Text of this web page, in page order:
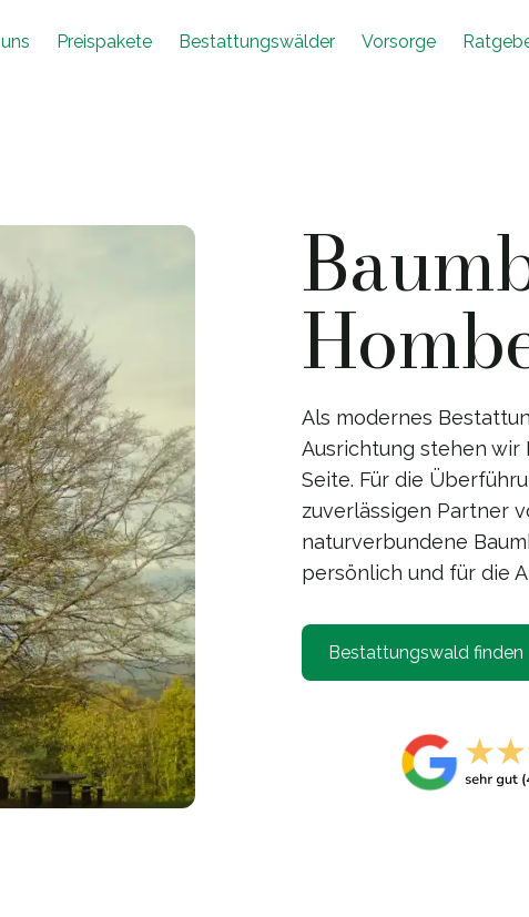
Preispakete Bestattungswälder Vorsorge
Als modernes
Ausrichtung stehen wir
Seite. Für die
zuverlässigen Partner
naturverbundene
persönlich und für die
Bestattungswald finden